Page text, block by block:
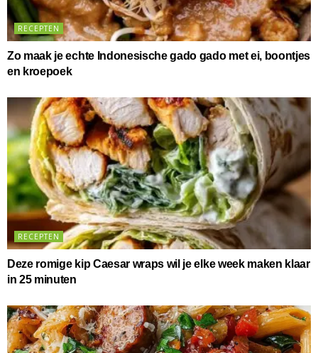
RECEPTEN
Zo maak je echte Indonesische gado gado met ei, boontjes
en kroepoek
RECEPTEN
Deze romige kip Caesar wraps wil je elke week maken klaar
in 25 minuten